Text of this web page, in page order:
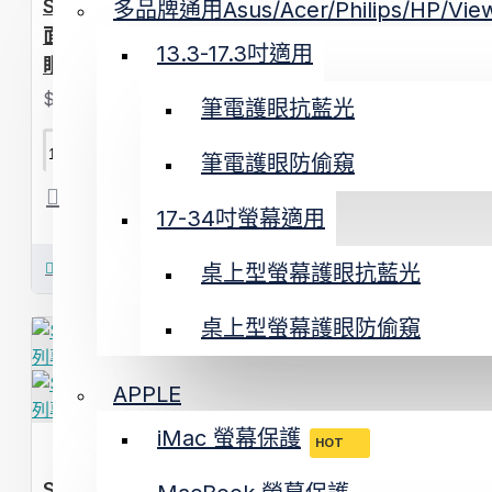
多品牌通用Asus/Acer/Philips/HP/
13.3-17.3吋適用
筆電護眼抗藍光
筆電護眼防偷窺
17-34吋螢幕適用
桌上型螢幕護眼抗藍光
桌上型螢幕護眼防偷窺
APPLE
iMac 螢幕保護
Surface 專用磁吸式抗藍光保護膜 (霧
面防眩)｜AG防眩光 消除反光倒影 護
眼首選 Pro 11/10/9 Laptop
$480 - $780
加入購物車
HOT